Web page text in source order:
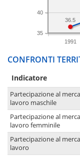
1991
35
40
36.5
CONFRONTI
Indicatore
Partecipazione al
lavoro maschile
Partecipazione al
lavoro femminile
Partecipazione al
lavoro